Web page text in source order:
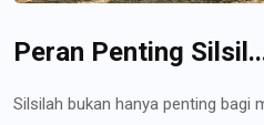
Peran Penting
Silsilah bukan hanya penting bagi